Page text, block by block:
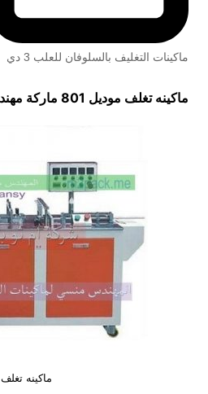
ماكينات التغليف بالسلوفان للعلب 3 دي
ماكينه تغلف موديل 801 ماركة مهندس منسي
ماكينه تغلف